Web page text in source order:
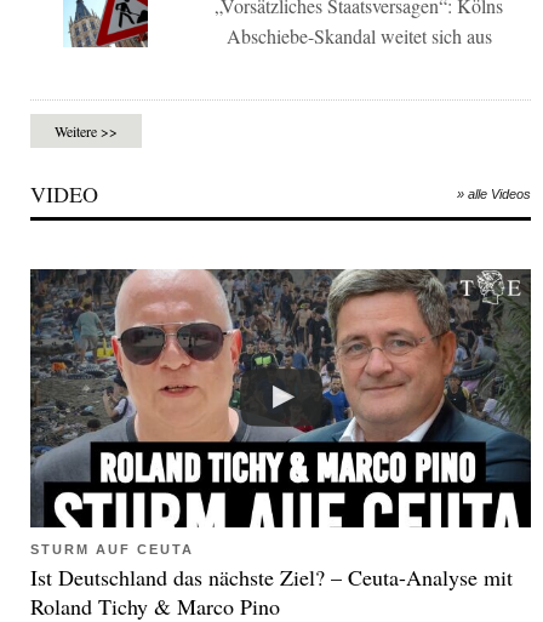
Abschiebe-Skandal weitet sich aus
Weitere >>
VIDEO » alle Videos
STURM AUF CEUTA
Ist Deutschland das nächste Ziel? – Ceuta-Analyse mit
Roland Tichy & Marco Pino